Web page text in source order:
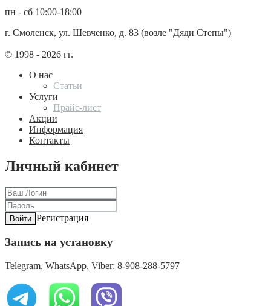
пн - сб 10:00-18:00
г. Смоленск, ул. Шевченко, д. 83 (возле "Дяди Степы")
© 1998 - 2026 гг.
О нас
Статьи
Услуги
Прайс-лист
Акции
Информация
Контакты
Личный кабинет
Войти Регистрация
Запись на установку
Telegram, WhatsApp, Viber: 8-908-288-5797